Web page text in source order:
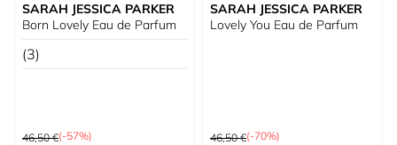
SARAH JESSICA PARKER
Born Lovely Eau de Parfum
(3)
Precio habitual
46,50 €(-57%)
SARAH JESSICA PARKER
Lovely You Eau de Parfum
Precio habitual
46,50 €(-70%)